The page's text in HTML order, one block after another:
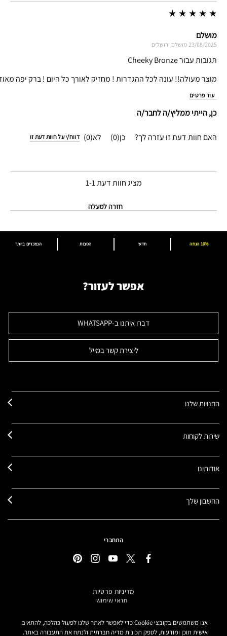
מושלם
23/08/2025 מושלם ירושלים
תגובות עבור Cheeky Bronze
מוצר מעולה!! עונה לכל ההגדרות ! מחזיק לאורך כל היום ! ברק יפה
עוד פרטים
כן, הייתי ממליץ/ה לחבר/ה
האם חוות דעת זו עזרה לך? 0
0 דווח/י על חוות דעת זו
מציג חוות דעת1-1
חזרה למעלה
הנמכרים ביותר הטבות חדש 10% הנחה
אפשר לעזור?
דברו איתנו ב-WHATSAPP
ליצירת קשר במייל
החנויות שלנו
שירות לקוחות
אודותינו
החשבון שלך
התחברי
מדיניות פרטיות
תנאי שימוש
מידע על מוצרים מזוייפים
הצהרת נגישות
אנו משתמשים בקובצי Cookie כדי לאפשר לאתר שלנו לפעול כהלכה, להתאים
אישית תוכן ומודעות, לספק תכונות מדיה חברתית ולנתח את התעבורה באתר.